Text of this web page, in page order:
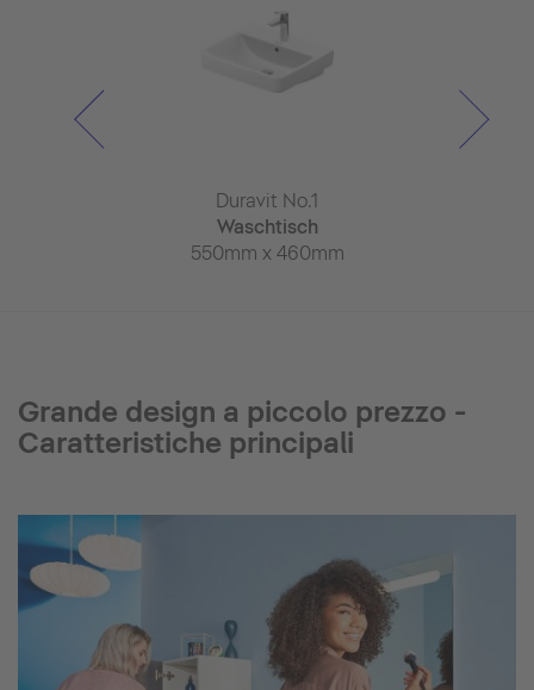
Duravit No.1
Waschtisch
550mm x 460mm
Grande design a piccolo prezzo -
Caratteristiche principali